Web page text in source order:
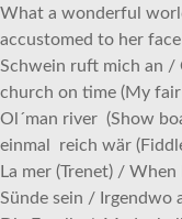
What a wonderful
accustomed to her
Schwein ruft mich an /
church on time (My
Ol´man river (Show
einmal reich wär
La mer (Trenet) /
Sünde sein / Irgendwo